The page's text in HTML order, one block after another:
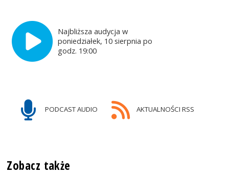
Najbliższa audycja w
poniedziałek, 10 sierpnia po
godz. 19:00
PODCAST AUDIO AKTUALNOŚCI RSS
Zobacz także